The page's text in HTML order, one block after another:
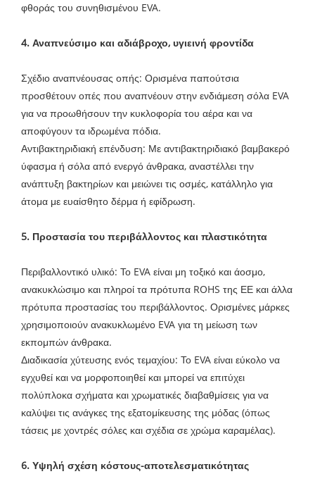
φθοράς του συνηθισμένου EVA.
4. Αναπνεύσιμο και αδιάβροχο, υγιεινή φροντίδα
Σχέδιο αναπνέουσας οπής: Ορισμένα παπούτσια
προσθέτουν οπές που αναπνέουν στην ενδιάμεση σόλα EVA
για να προωθήσουν την κυκλοφορία του αέρα και να
αποφύγουν τα ιδρωμένα πόδια.
Αντιβακτηριδιακή επένδυση: Με αντιβακτηριδιακό βαμβακερό
ύφασμα ή σόλα από ενεργό άνθρακα, αναστέλλει την
ανάπτυξη βακτηρίων και μειώνει τις οσμές, κατάλληλο για
άτομα με ευαίσθητο δέρμα ή εφίδρωση.
5. Προστασία του περιβάλλοντος και πλαστικότητα
Περιβαλλοντικό υλικό: Το EVA είναι μη τοξικό και άοσμο,
ανακυκλώσιμο και πληροί τα πρότυπα ROHS της ΕΕ και άλλα
πρότυπα προστασίας του περιβάλλοντος. Ορισμένες μάρκες
χρησιμοποιούν ανακυκλωμένο EVA για τη μείωση των
εκπομπών άνθρακα.
Διαδικασία χύτευσης ενός τεμαχίου: Το EVA είναι εύκολο να
εγχυθεί και να μορφοποιηθεί και μπορεί να επιτύχει
πολύπλοκα σχήματα και χρωματικές διαβαθμίσεις για να
καλύψει τις ανάγκες της εξατομίκευσης της μόδας (όπως
τάσεις με χοντρές σόλες και σχέδια σε χρώμα καραμέλας).
6. Υψηλή σχέση κόστους-αποτελεσματικότητας